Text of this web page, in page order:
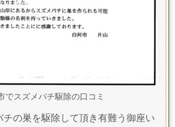
でスズメバチ駆除の口コミ
チの巣を駆除して頂き有難う御座い